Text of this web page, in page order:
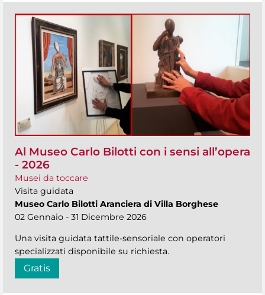
Al Museo Carlo Bilotti con i sensi all’opera
- 2026
Musei da toccare
Visita guidata
Museo Carlo Bilotti Aranciera di Villa Borghese
02 Gennaio - 31 Dicembre 2026
Una visita guidata tattile-sensoriale con operatori
specializzati disponibile su richiesta.
Gratis